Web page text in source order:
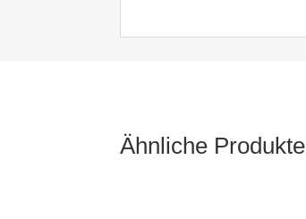
Ähnliche Produkte